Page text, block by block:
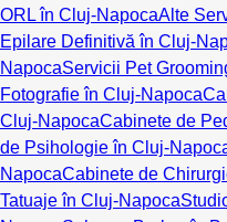
ORL în Cluj-NapocaAlte
Epilare Definitivă în Cluj-
NapocaServicii Pet
Fotografie în Cluj-Napoca
Cluj-NapocaCabinete de
de Psihologie în Cluj-
NapocaCabinete de
Tatuaje în Cluj-Napoca